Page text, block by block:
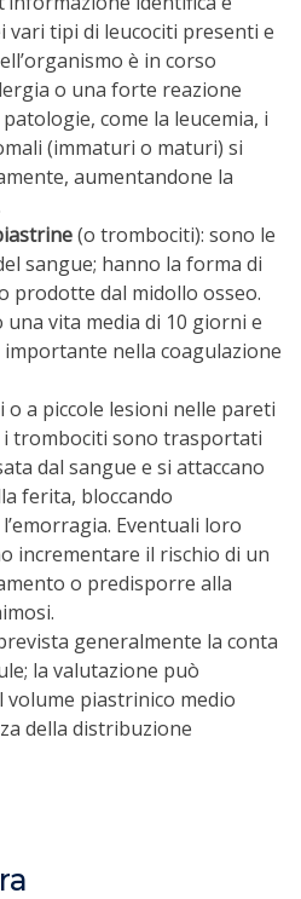
vari tipi di leucociti presenti e
è in corso
o una forte reazione
come la leucemia, i
(immaturi o maturi) si
aumentandone la
(o trombociti): sono le
sangue; hanno la forma di
prodotte dal midollo osseo.
vita media di 10 giorni e
nella coagulazione
a piccole lesioni nelle pareti
i trombociti sono trasportati
dal sangue e si attaccano
ferita, bloccando
Eventuali loro
incrementare il rischio di un
o predisporre alla
generalmente la conta
la valutazione può
volume piastrinico medio
della distribuzione